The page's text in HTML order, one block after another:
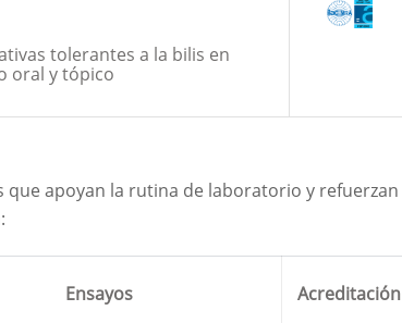
tolerantes a la bilis en
oral y tópico
apoyan la rutina de laboratorio y refuerzan
Ensayos Acreditación